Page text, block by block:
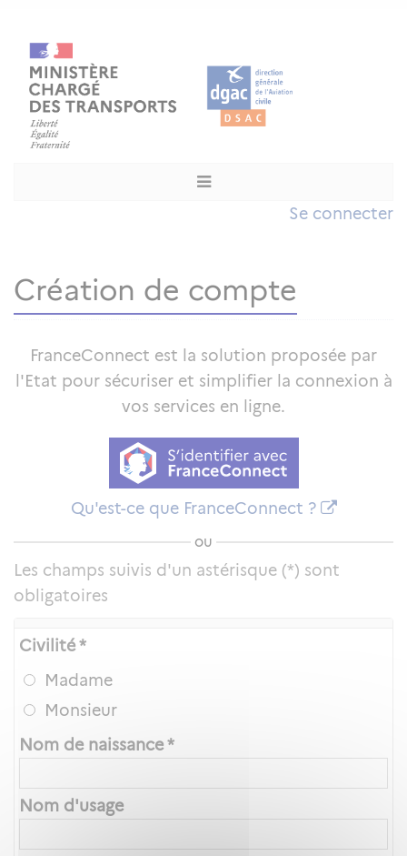
Se connecter
Création de compte
FranceConnect est la solution proposée par
l'Etat pour sécuriser et simplifier la connexion à
vos services en ligne.
Qu'est-ce que FranceConnect ?
ou
Les champs suivis d'un astérisque (*) sont
obligatoires
Civilité *
Madame
Monsieur
Nom de naissance *
Nom d'usage